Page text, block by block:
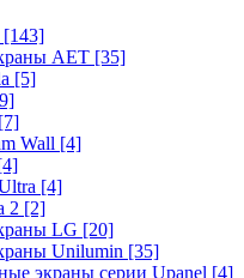
[143]
AET [35]
[5]
[7]
Wall [4]
[4]
2 [2]
LG [20]
Unilumin [35]
экраны серии Upanel [4]